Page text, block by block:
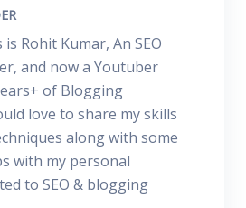
Rohit Kumar, An SEO
and now a Youtuber
of Blogging
love to share my skills
along with some
with my personal
to SEO & blogging